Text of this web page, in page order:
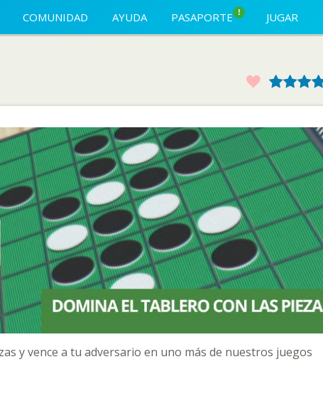
COMUNIDAD AYUDA PASAPORTE ! JUGAR
Favorito3
2
1
y vence a tu adversario en uno más de nuestros juegos